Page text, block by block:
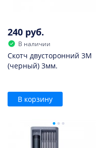
240 руб.
В наличии
Скотч двусторонний 3M
(черный) 3мм.
В корзину